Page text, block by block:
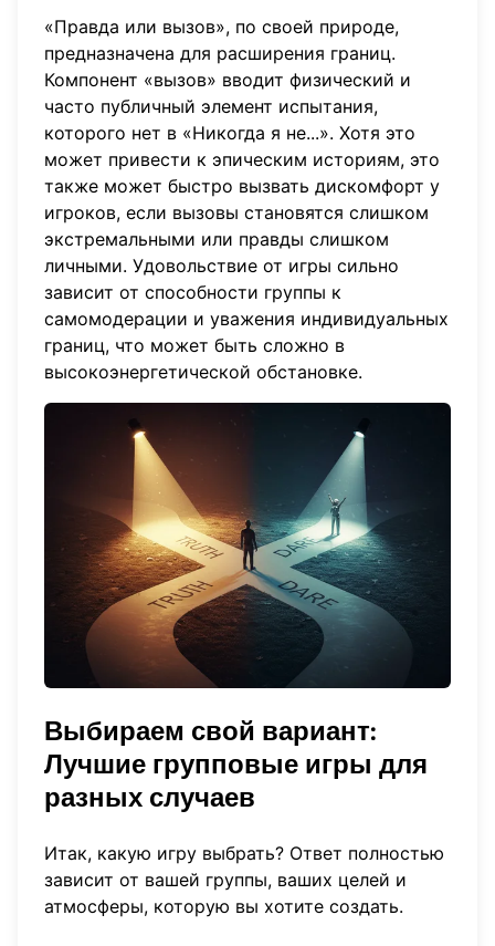
«Правда или вызов», по своей природе,
предназначена для расширения границ.
Компонент «вызов» вводит физический и
часто публичный элемент испытания,
которого нет в «Никогда я не...». Хотя это
может привести к эпическим историям, это
также может быстро вызвать дискомфорт у
игроков, если вызовы становятся слишком
экстремальными или правды слишком
личными. Удовольствие от игры сильно
зависит от способности группы к
самомодерации и уважения индивидуальных
границ, что может быть сложно в
высокоэнергетической обстановке.
Выбираем свой вариант:
Лучшие групповые игры для
разных случаев
Итак, какую игру выбрать? Ответ полностью
зависит от вашей группы, ваших целей и
атмосферы, которую вы хотите создать.